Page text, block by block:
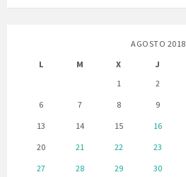
AGOSTO 2018
L
M X J
1
2
6
7 8 9
13
14 15 16
20
21 22 23
27
28 29 30